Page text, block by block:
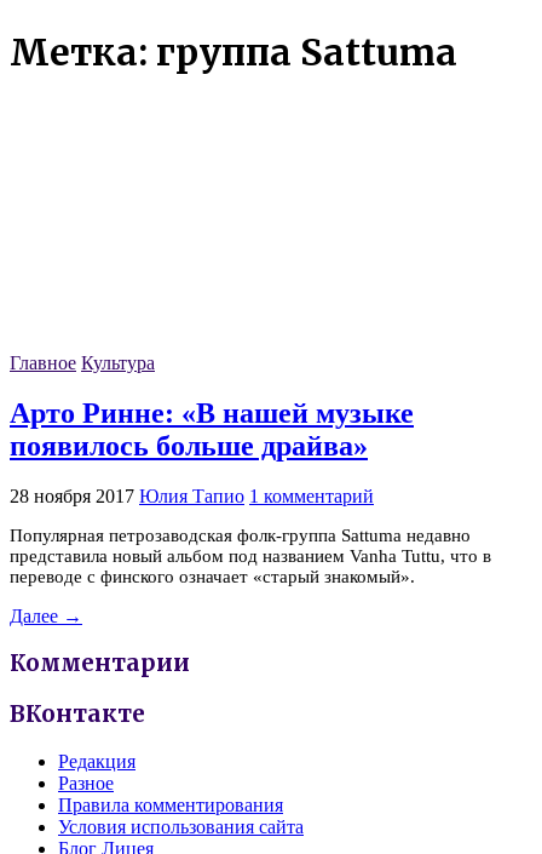
Метка: группа Sattuma
Главное Культура
Арто Ринне: «В нашей музыке
появилось больше драйва»
28 ноября 2017 Юлия Тапио 1 комментарий
Популярная петрозаводская фолк-группа Sattuma недавно
представила новый альбом под названием Vanha Tuttu, что в
переводе с финского означает «старый знакомый».
Далее →
Комментарии
ВКонтакте
Редакция
Разное
Правила комментирования
Условия использования сайта
Блог Лицея